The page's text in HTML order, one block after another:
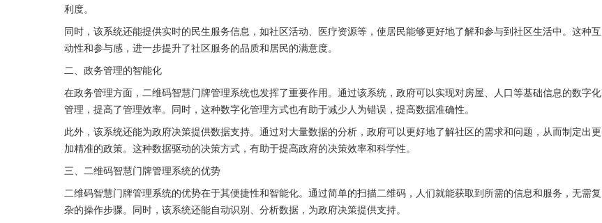
利度。
同时，该系统还能提供实时的民生服务信息，如社区活动、医疗资源等，使居民能够更好地了解和参与到社区生活中。这种互
动性和参与感，进一步提升了社区服务的品质和居民的满意度。
二、政务管理的智能化
在政务管理方面，二维码智慧门牌管理系统也发挥了重要作用。通过该系统，政府可以实现对房屋、人口等基础信息的数字化
管理，提高了管理效率。同时，这种数字化管理方式也有助于减少人为错误，提高数据准确性。
此外，该系统还能为政府决策提供数据支持。通过对大量数据的分析，政府可以更好地了解社区的需求和问题，从而制定出更
加精准的政策。这种数据驱动的决策方式，有助于提高政府的决策效率和科学性。
三、二维码智慧门牌管理系统的优势
二维码智慧门牌管理系统的优势在于其便捷性和智能化。通过简单的扫描二维码，人们就能获取到所需的信息和服务，无需复
杂的操作步骤。同时，该系统还能自动识别、分析数据，为政府决策提供支持。